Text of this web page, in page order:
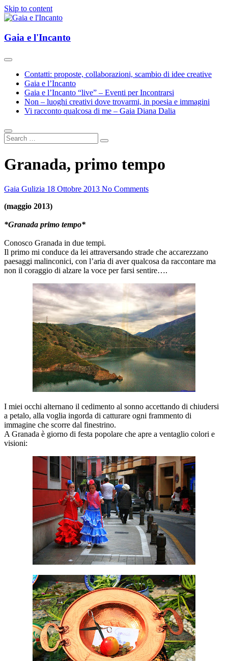
Skip to content
Gaia e l'Incanto
Gaia e l'Incanto
Contatti: proposte, collaborazioni, scambio di idee creative
Gaia e l’Incanto
Gaia e l’Incanto “live” – Eventi per Incontrarsi
Non – luoghi creativi dove trovarmi, in poesia e immagini
Vi racconto qualcosa di me – Gaia Diana Dalia
Granada, primo tempo
Gaia Gulizia 18 Ottobre 2013 No Comments
(maggio 2013)
*Granada primo tempo*
Conosco Granada in due tempi.
Il primo mi conduce da lei attraversando strade che accarezzano
paesaggi malinconici, con l’aria di aver qualcosa da raccontare ma
non il coraggio di alzare la voce per farsi sentire….
I miei occhi alternano il cedimento al sonno accettando di chiudersi
a petalo, alla voglia ingorda di catturare ogni frammento di
immagine che scorre dal finestrino.
A Granada è giorno di festa popolare che apre a ventaglio colori e
visioni: